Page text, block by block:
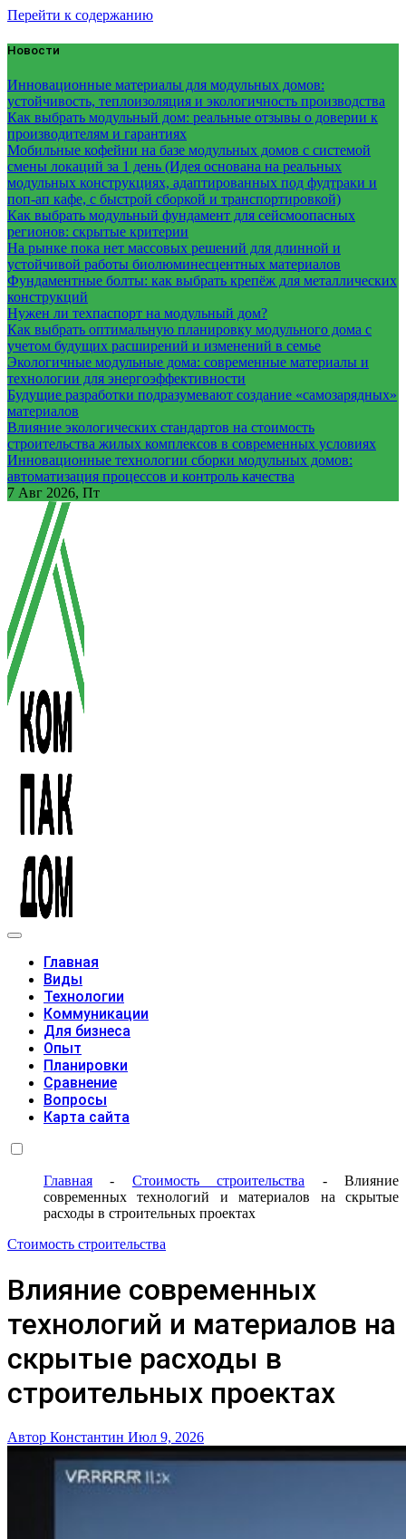
Перейти к содержанию
Новости
Инновационные материалы для модульных домов:
устойчивость, теплоизоляция и экологичность производства
Как выбрать модульный дом: реальные отзывы о доверии к
производителям и гарантиях
Мобильные кофейни на базе модульных домов с системой
смены локаций за 1 день (Идея основана на реальных
модульных конструкциях, адаптированных под фудтраки и
поп-ап кафе, с быстрой сборкой и транспортировкой)
Как выбрать модульный фундамент для сейсмоопасных
регионов: скрытые критерии
На рынке пока нет массовых решений для длинной и
устойчивой работы биолюминесцентных материалов
Фундаментные болты: как выбрать крепёж для металлических
конструкций
Нужен ли техпаспорт на модульный дом?
Как выбрать оптимальную планировку модульного дома с
учетом будущих расширений и изменений в семье
Экологичные модульные дома: современные материалы и
технологии для энергоэффективности
Будущие разработки подразумевают создание «самозарядных»
материалов
Влияние экологических стандартов на стоимость
строительства жилых комплексов в современных условиях
Инновационные технологии сборки модульных домов:
автоматизация процессов и контроль качества
7 Авг 2026, Пт
Главная
Виды
Технологии
Коммуникации
Для бизнеса
Опыт
Планировки
Сравнение
Вопросы
Карта сайта
Главная - Стоимость строительства -Влияние
современных технологий и материалов на скрытые
расходы в строительных проектах
Стоимость строительства
Влияние современных
технологий и материалов на
скрытые расходы в
строительных проектах
Автор Константин Июл 9, 2026